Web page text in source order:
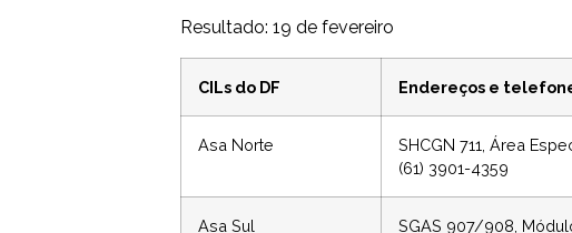
Resultado: 19 de fevereiro
CILs do DF Endereços e
Asa Norte
SHCGN 711, Área
(61) 3901-4359
Asa Sul
SGAS 907/908,